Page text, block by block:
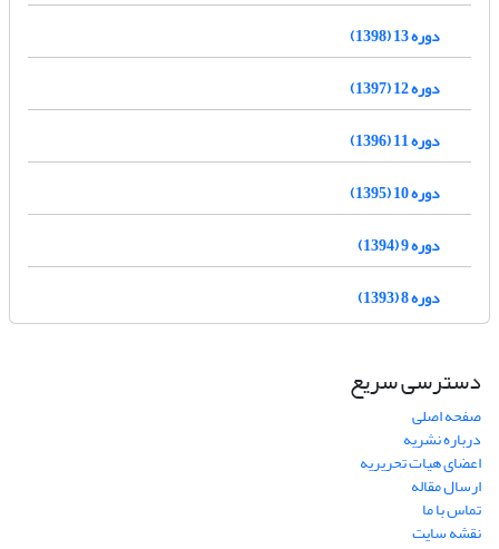
دوره 13 (1398)
دوره 12 (1397)
دوره 11 (1396)
دوره 10 (1395)
دوره 9 (1394)
دوره 8 (1393)
دسترسی سریع
صفحه اصلی
درباره نشریه
اعضای هیات تحریریه
ارسال مقاله
تماس با ما
نقشه سایت